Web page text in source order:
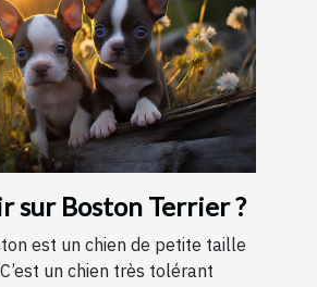
sur Boston Terrier ?
est un chien de petite taille
un chien très tolérant